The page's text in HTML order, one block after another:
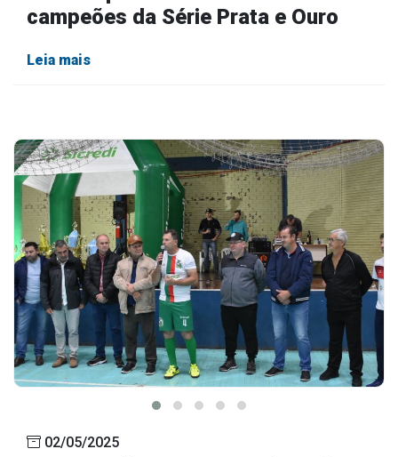
campeões da Série Prata e Ouro
Leia mais
02/05/2025